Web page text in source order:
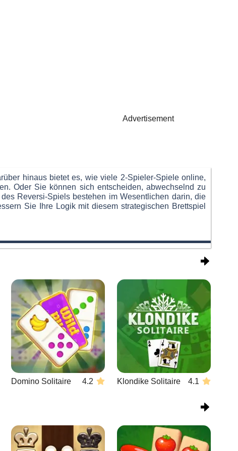
Advertisement
hinaus bietet es, wie viele 2-Spieler-Spiele online,
Oder Sie können sich entscheiden, abwechselnd zu
Reversi-Spiels bestehen im Wesentlichen darin, die
Sie Ihre Logik mit diesem strategischen Brettspiel
Domino Solitaire 4.2 Klondike Solitaire 4.1